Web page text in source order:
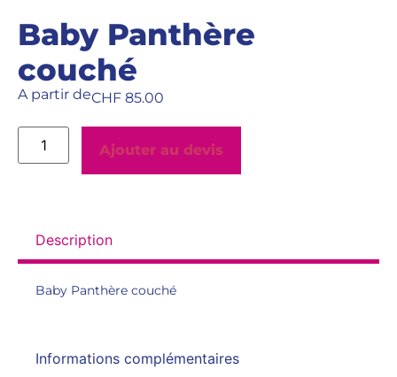
Baby Panthère
couché
A partir deCHF 85.00
Ajouter au devis
Description
Informations complémentaires
Baby Panthère couché